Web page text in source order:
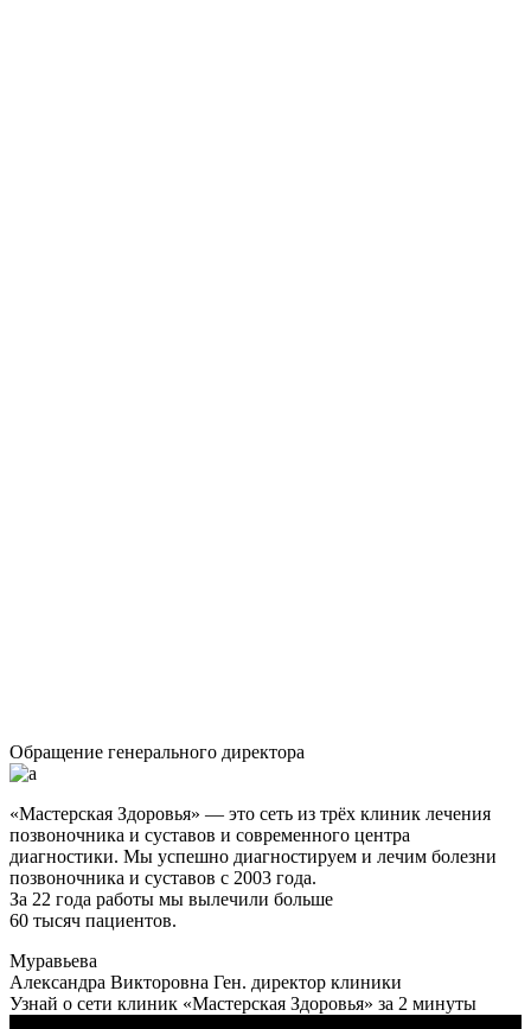
Обращение генерального директора
«Мастерская Здоровья» — это сеть из трёх клиник лечения
позвоночника и суставов и современного центра
диагностики. Мы успешно диагностируем и лечим болезни
позвоночника и суставов с 2003 года.
За 22 года работы мы вылечили больше
60 тысяч пациентов.
Муравьева
Александра Викторовна Ген. директор клиники
Узнай о сети клиник «Мастерская Здоровья» за 2 минуты